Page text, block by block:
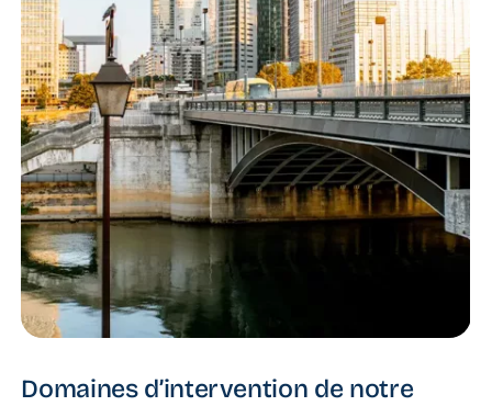
Domaines d’intervention de notre